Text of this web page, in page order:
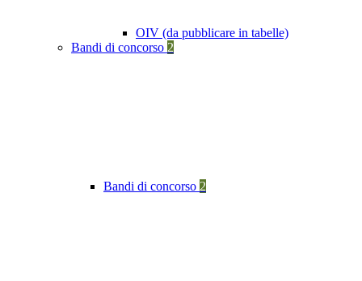
OIV (da pubblicare in tabelle)
Bandi di concorso 2
Bandi di concorso 2